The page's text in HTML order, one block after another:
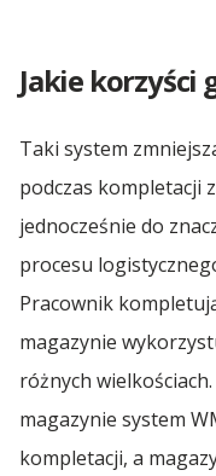
Spedycja
Spedycja
Spedycja
Spedycja
Spedycja
Jakie
Taki system
podczas kompletacji
jednocześnie do
procesu
Pracownik
magazynie
różnych
magazynie system
kompletacji, a